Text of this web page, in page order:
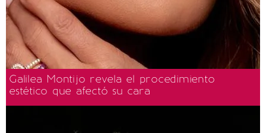
Galilea Montijo revela el procedimiento
estético que afectó su cara